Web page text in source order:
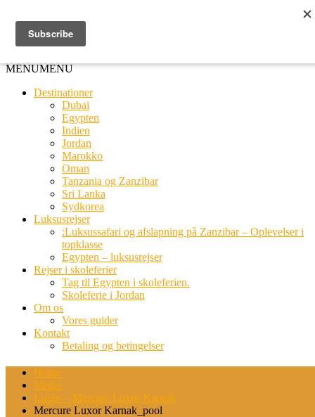
MENUMENU
Destinationer
Dubai
Egypten
Indien
Jordan
Marokko
Oman
Tanzania og Zanzibar
Sri Lanka
Sydkorea
Luksusrejser
:Luksussafari og afslapning på Zanzibar – Oplevelser i
topklasse
Egypten – luksusrejser
Rejser i skoleferier
Tag til Egypten i skoleferien.
Skoleferie i Jordan
Om os
Vores guider
Kontakt
Betaling og betingelser
Home
Medie
Luxor – Mercure Luxor Karnak
Mercure Luxor Karnak_pool